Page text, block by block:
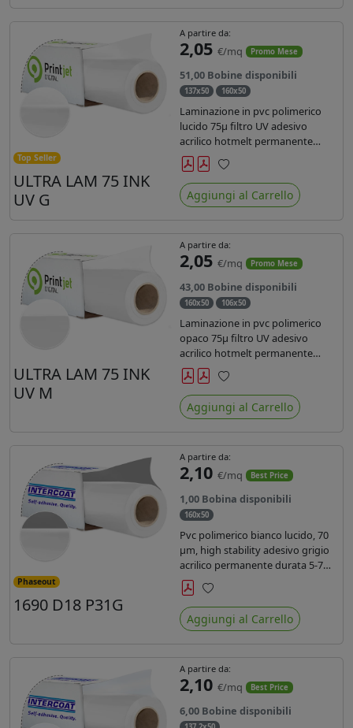
Top Seller
ULTRA LAM 75 INK
UV G
A partire da:
2,05 €/mq Promo Mese
51,00 Bobine disponibili
137x50 160x50
Laminazione in pvc polimerico
lucido 75µ filtro UV adesivo
acrilico hotmelt permanente
specifico per stampe con
inchiostri UV durata 7 anni indoor
e 5 outdoor. Dotato di certificato
ignifugo Bs1d0.
Preferiti
Aggiungi al Carrello
ULTRA LAM 75 INK
UV M
A partire da:
2,05 €/mq Promo Mese
43,00 Bobine disponibili
160x50 106x50
Laminazione in pvc polimerico
opaco 75µ filtro UV adesivo
acrilico hotmelt permanente
specifico per stampe con
inchiostri UV durata 7 anni indoor
e 5 outdoor. Dotato di certificato
ignifugo Bs1d0.
Preferiti
Aggiungi al Carrello
Phaseout
1690 D18 P31G
A partire da:
2,10 €/mq Best Price
1,00 Bobina disponibili
160x50
Pvc polimerico bianco lucido, 70
µm, high stability adesivo grigio
acrilico permanente durata 5-7
anni, per stampe con inchiostri
solvente, ecosolvente, UV e latex.
Preferiti
Aggiungi al Carrello
A partire da:
2,10 €/mq Best Price
6,00 Bobine disponibili